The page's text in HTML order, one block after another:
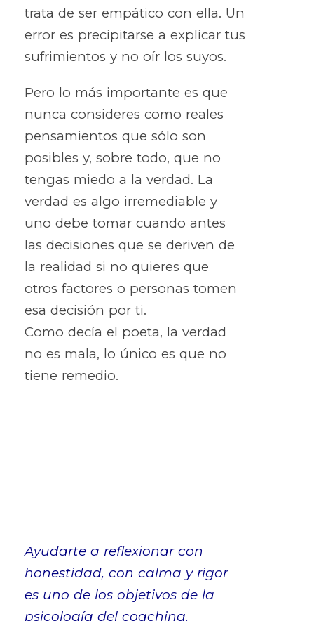
trata de ser empático con ella. Un
error es precipitarse a explicar tus
sufrimientos y no oír los suyos.
Pero lo más importante es que
nunca consideres como reales
pensamientos que sólo son
posibles y, sobre todo, que no
tengas miedo a la verdad. La
verdad es algo irremediable y
uno debe tomar cuando antes
las decisiones que se deriven de
la realidad si no quieres que
otros factores o personas tomen
esa decisión por ti.
Como decía el poeta, la verdad
no es mala, lo único es que no
tiene remedio.
Ayudarte a reflexionar con
honestidad, con calma y rigor
es uno de los objetivos de la
psicología del coaching.